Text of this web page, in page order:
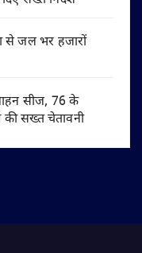
से जल भर हजारों
सीज, 76 के
सख्त चेतावनी